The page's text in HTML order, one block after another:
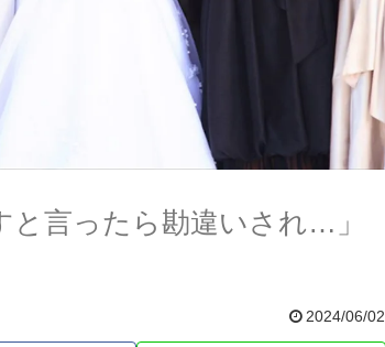
言ったら勘違いされ…」
2024/06/02